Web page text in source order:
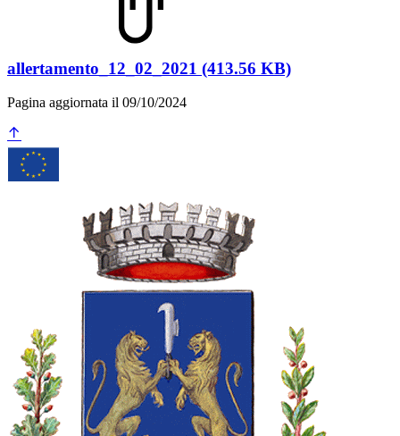
allertamento_12_02_2021 (413.56 KB)
Pagina aggiornata il 09/10/2024